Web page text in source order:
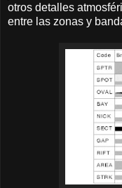
otros detalles
entre las zonas y